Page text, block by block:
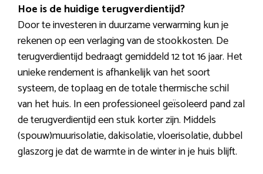
Hoe is de huidige terugverdientijd?
Door te investeren in duurzame verwarming kun je
rekenen op een verlaging van de stookkosten. De
terugverdientijd bedraagt gemiddeld 12 tot 16 jaar. Het
unieke rendement is afhankelijk van het soort
systeem, de toplaag en de totale thermische schil
van het huis. In een professioneel geïsoleerd pand zal
de terugverdientijd een stuk korter zijn. Middels
(spouw)muurisolatie, dakisolatie, vloerisolatie, dubbel
glaszorg je dat de warmte in de winter in je huis blijft.